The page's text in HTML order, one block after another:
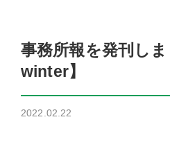
事務所報を発刊し
winter】
2022.02.22